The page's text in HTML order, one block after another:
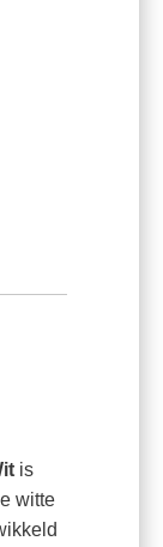
is
witte